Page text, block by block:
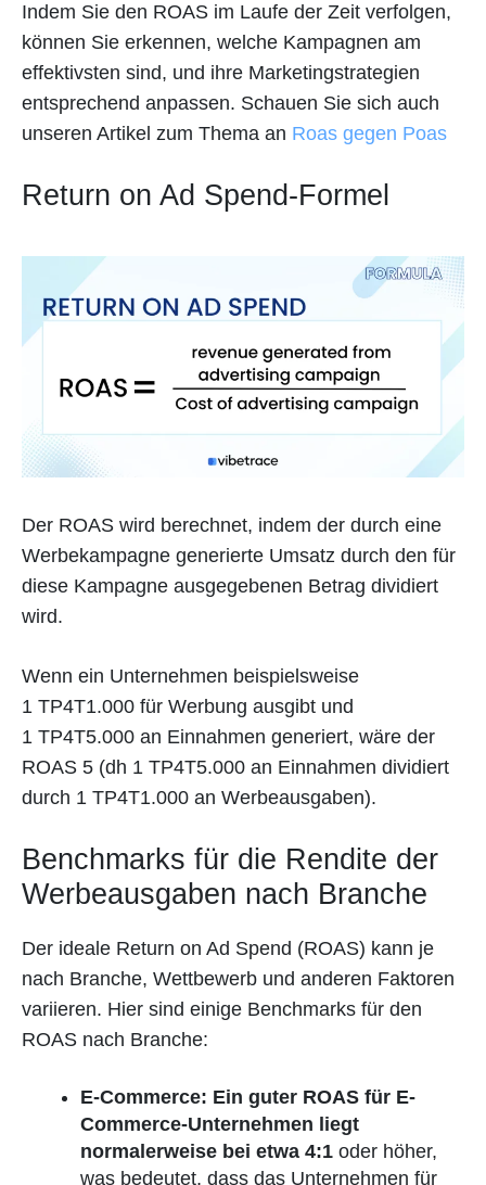
Indem Sie den ROAS im Laufe der Zeit verfolgen,
können Sie erkennen, welche Kampagnen am
effektivsten sind, und ihre Marketingstrategien
entsprechend anpassen. Schauen Sie sich auch
unseren Artikel zum Thema an Roas gegen Poas
Return on Ad Spend-Formel
Der ROAS wird berechnet, indem der durch eine
Werbekampagne generierte Umsatz durch den für
diese Kampagne ausgegebenen Betrag dividiert
wird.
Wenn ein Unternehmen beispielsweise
1 TP4T1.000 für Werbung ausgibt und
1 TP4T5.000 an Einnahmen generiert, wäre der
ROAS 5 (dh 1 TP4T5.000 an Einnahmen dividiert
durch 1 TP4T1.000 an Werbeausgaben).
Benchmarks für die Rendite der
Werbeausgaben nach Branche
Der ideale Return on Ad Spend (ROAS) kann je
nach Branche, Wettbewerb und anderen Faktoren
variieren. Hier sind einige Benchmarks für den
ROAS nach Branche:
E-Commerce: Ein guter ROAS für E-
Commerce-Unternehmen liegt
normalerweise bei etwa 4:1 oder höher,
was bedeutet, dass das Unternehmen für